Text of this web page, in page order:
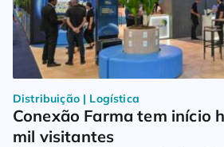
Distribuição | Logística
Conexão Farma tem início
mil visitantes